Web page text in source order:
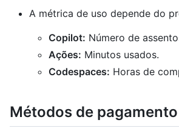
A métrica de uso depende do
Copilot: Número de
Ações: Minutos usados.
Codespaces: Horas de
Métodos de pagamento